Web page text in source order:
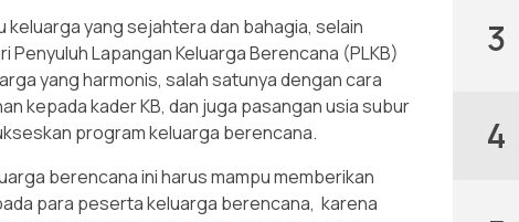
keluarga yang sejahtera dan bahagia, selain
Lapangan Keluarga Berencana (PLKB)
yang harmonis, salah satunya dengan cara
kepada kader KB, dan juga pasangan usia subur
program keluarga berencana.
berencana ini harus mampu memberikan
para peserta keluarga berencana, karena
3
4